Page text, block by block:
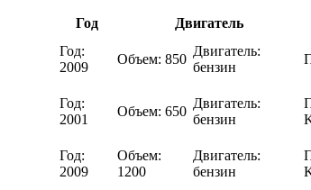
Год Двигатель
Год:
2009
Объем: 850
Двигатель:
бензин
Год:
2001
Объем: 650
Двигатель:
бензин
Год:
2009
Объем:
1200
Двигатель:
бензин